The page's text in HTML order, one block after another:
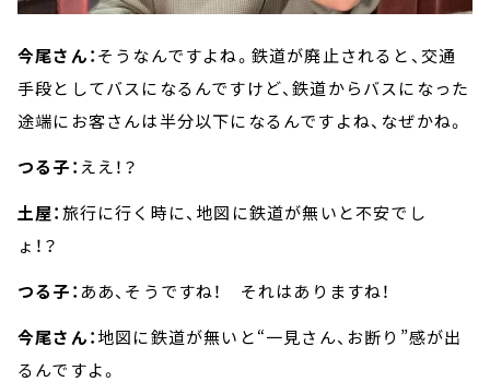
今尾さん：そうなんですよね。鉄道が廃止されると、交通
手段としてバスになるんですけど、鉄道からバスになった
途端にお客さんは半分以下になるんですよね、なぜかね。
つる子： ええ！？
土屋：旅行に行く時に、地図に鉄道が無いと不安でし
ょ！？
つる子： ああ、そうですね！ それはありますね！
今尾さん：地図に鉄道が無いと“一見さん、お断り”感が出
るんですよ。